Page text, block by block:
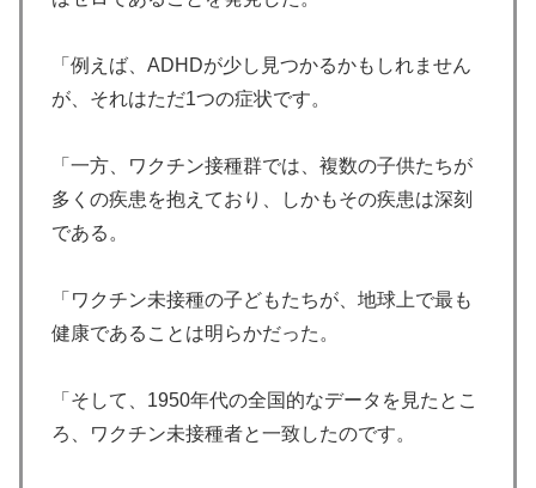
「例えば、ADHDが少し見つかるかもしれません
が、それはただ1つの症状です。
「一方、ワクチン接種群では、複数の子供たちが
多くの疾患を抱えており、しかもその疾患は深刻
である。
「ワクチン未接種の子どもたちが、地球上で最も
健康であることは明らかだった。
「そして、1950年代の全国的なデータを見たとこ
ろ、ワクチン未接種者と一致したのです。